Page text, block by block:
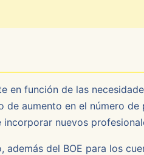
en función de las
aumento en el número
nuevos
del BOE para los